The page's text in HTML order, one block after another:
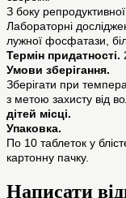
З боку
Лабораторні
лужної фосфатази,
Термін придатності.
Умови зберігання.
Зберігати при
з метою захисту від
дітей місці.
Упаковка.
По 10 таблеток у
картонну пачку.
Написати